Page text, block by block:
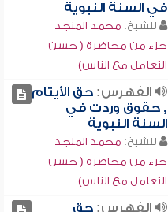
في السنة النبوية
للشيخ: محمد المنجد
جزء من محاضرة ( حسن
التعامل مع الناس)
الفهرس:حق الأيتام
, حقوق وردت في
السنة النبوية
للشيخ: محمد المنجد
جزء من محاضرة ( حسن
التعامل مع الناس)
الفهرس:حق